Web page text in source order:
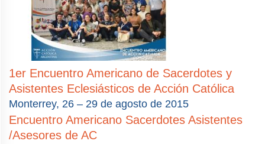
1er Encuentro Americano de Sacerdotes y
Asistentes Eclesiásticos de Acción Católica
Monterrey, 26 – 29 de agosto de 2015
Encuentro Americano Sacerdotes Asistentes
/Asesores de AC